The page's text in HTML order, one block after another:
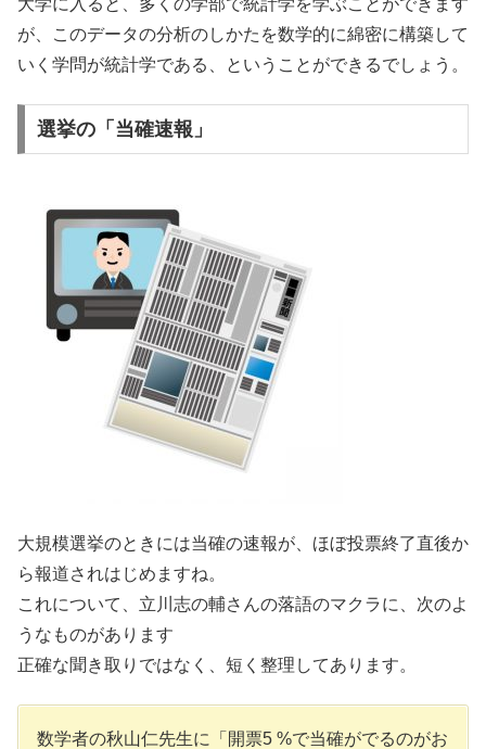
が、このデータの分析のしかたを数学的に綿密に構築して
いく学問が統計学である、ということができるでしょう。
選挙の「当確速報」
大規模選挙のときには当確の速報が、ほぼ投票終了直後か
ら報道されはじめますね。
これについて、立川志の輔さんの落語のマクラに、次のよ
うなものがあります
正確な聞き取りではなく、短く整理してあります。
数学者の秋山仁先生に「開票5 %で当確がでるのがお